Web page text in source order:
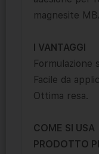
magnesite
I VANTAGGI
Formulazione
Facile da
Ottima resa.
COME SI USA
PRODOTTO